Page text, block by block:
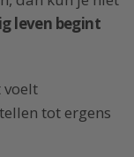
leven begint
voelt
tot ergens